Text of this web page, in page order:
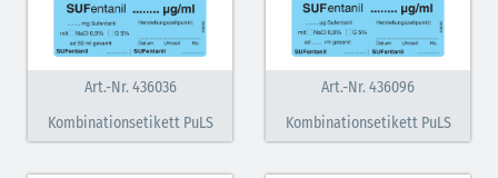
Art.-Nr. 436036
Kombinationsetikett PuLS
Art.-Nr. 436096
Kombinationsetikett PuLS